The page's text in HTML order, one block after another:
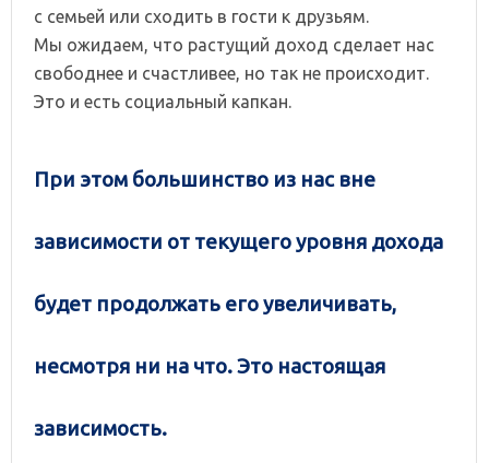
с семьей или сходить в гости к друзьям.
Мы ожидаем, что растущий доход сделает нас
свободнее и счастливее, но так не происходит.
Это и есть социальный капкан.
При этом большинство из нас вне
зависимости от текущего уровня дохода
будет продолжать его увеличивать,
несмотря ни на что. Это настоящая
зависимость.